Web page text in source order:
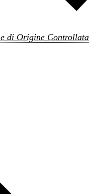
di Origine Controllata